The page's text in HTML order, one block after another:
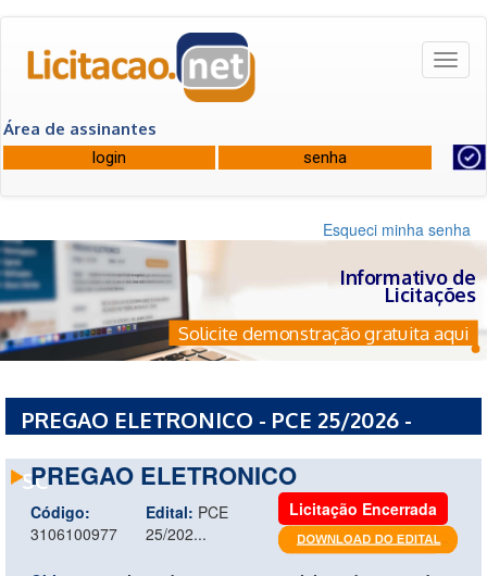
Área de assinantes
Esqueci minha senha
Informativo de
Licitações
Solicite demonstração gratuita aqui
PREGAO ELETRONICO - PCE 25/2026 -
SC
PREGAO ELETRONICO
Código:
3106100977
Edital: PCE
25/202...
Licitação Encerrada